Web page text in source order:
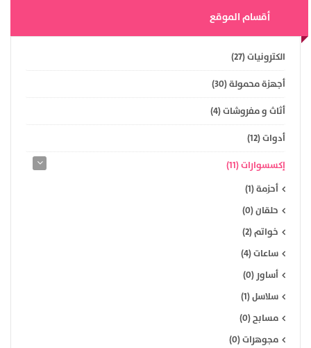
أقسام الموقع
الكترونيات (27)
أجهزة محمولة (30)
أثاث و مفروشات (4)
أدوات (12)
إكسسوارات (11)
أحزمة (1)
حلقان (0)
خواتم (2)
ساعات (4)
أساور (0)
سلاسل (1)
مسابح (0)
مجوهرات (0)